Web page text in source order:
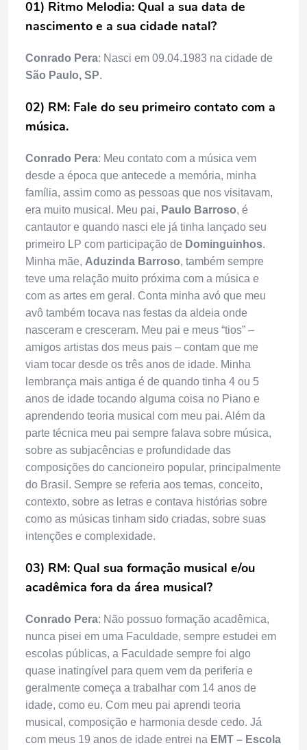
01) Ritmo Melodia: Qual a sua data de
nascimento e a sua cidade natal?
Conrado Pera: Nasci em 09.04.1983 na cidade de
São Paulo, SP.
02) RM: Fale do seu primeiro contato com a
música.
Conrado Pera: Meu contato com a música vem
desde a época que antecede a memória, minha
família, assim como as pessoas que nos visitavam,
era muito musical. Meu pai, Paulo Barroso, é
cantautor e quando nasci ele já tinha lançado seu
primeiro LP com participação de Dominguinhos.
Minha mãe, Aduzinda Barroso, também sempre
teve uma relação muito próxima com a música e
com as artes em geral. Conta minha avó que meu
avô também tocava nas festas da aldeia onde
nasceram e cresceram. Meu pai e meus “tios” –
amigos artistas dos meus pais – contam que me
viam tocar desde os três anos de idade. Minha
lembrança mais antiga é de quando tinha 4 ou 5
anos de idade tocando alguma coisa no Piano e
aprendendo teoria musical com meu pai. Além da
parte técnica meu pai sempre falava sobre música,
sobre as subjacências e profundidade das
composições do cancioneiro popular, principalmente
do Brasil. Sempre se referia aos temas, conceito,
contexto, sobre as letras e contava histórias sobre
como as músicas tinham sido criadas, sobre suas
intenções e complexidade.
03) RM: Qual sua formação musical e/ou
acadêmica fora da área musical?
Conrado Pera: Não possuo formação acadêmica,
nunca pisei em uma Faculdade, sempre estudei em
escolas públicas, a Faculdade sempre foi algo
quase inatingível para quem vem da periferia e
geralmente começa a trabalhar com 14 anos de
idade, como eu. Com meu pai aprendi teoria
musical, composição e harmonia desde cedo. Já
com meus 19 anos de idade entrei na EMT – Escola